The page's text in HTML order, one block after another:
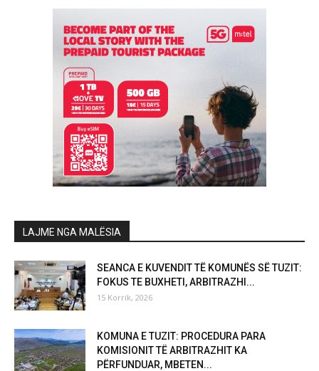
LAJME NGA MALËSIA
SEANCA E KUVENDIT TË KOMUNËS SË TUZIT:
FOKUS TE BUXHETI, ARBITRAZHI...
15 Korrik, 2026
KOMUNA E TUZIT: PROCEDURA PARA
KOMISIONIT TË ARBITRAZHIT KA
PËRFUNDUAR, MBETEN...